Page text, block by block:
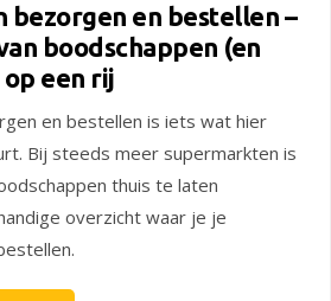
bezorgen en bestellen –
boodschappen (en
een rij
en bestellen is iets wat hier
Bij steeds meer supermarkten is
thuis te laten
overzicht waar je je